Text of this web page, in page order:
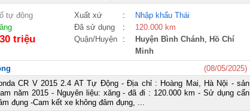
tự động Xuất xứ :
Nhập khẩu Thái
Đã sử dụng :
120.000 km
triệu Quận/Huyện : Huyện Bình Chánh, Hồ Chí
Minh
(08/05/2025)
CR V 2015 2.4 AT Tự Động - Địa chỉ : Hoàng Mai, Hà Nội - sản
năm 2015 - Nguyên liệu: xăng - đã đi : 120.000 km - Sử dụng cẩn
đụng -Cam kết xe không đâm đụng, ...